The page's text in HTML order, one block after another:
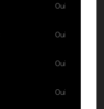
Oui
Oui
Oui
Oui